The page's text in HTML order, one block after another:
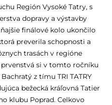
Región Vysoké Tatry, s
dopravy a výstavby
finálové kolo ukončilo
preverila schopnosti a
trasách v regióne
si v tomto ročníku
z tímu TRI TATRY
bežecká kráľovná Tatier
klubu Poprad. Celkovo